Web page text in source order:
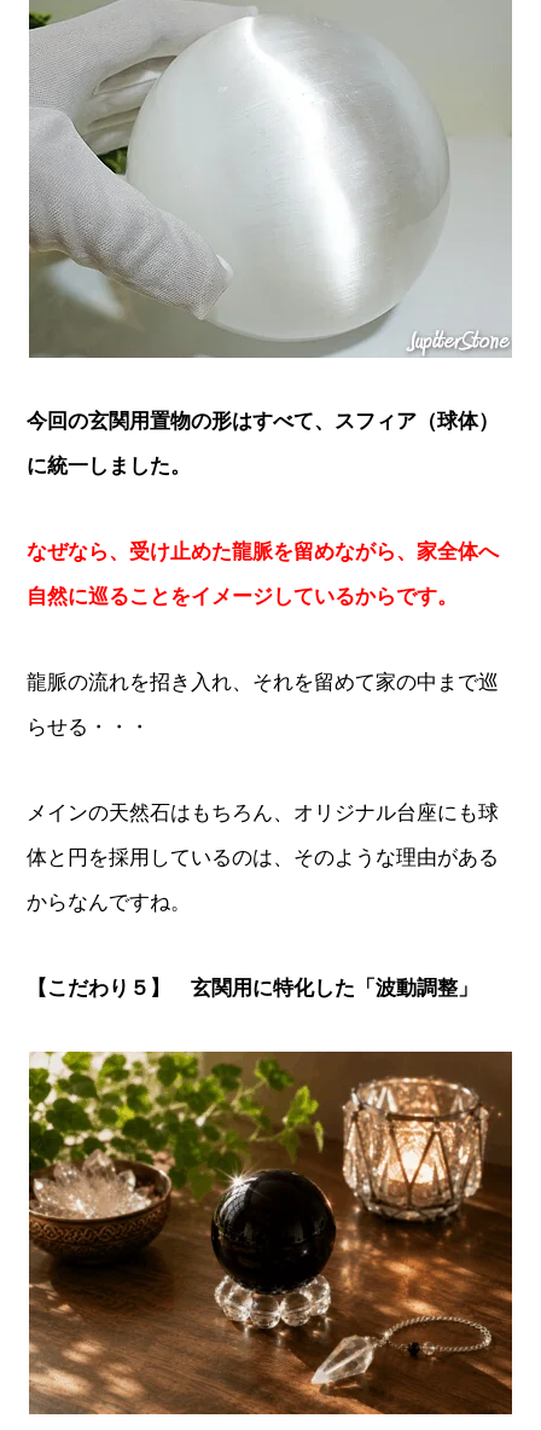
今回の玄関用置物の形はすべて、スフィア（球体）
に統一しました。
なぜなら、受け止めた龍脈を留めながら、家全体へ
自然に巡ることをイメージしているからです。
龍脈の流れを招き入れ、それを留めて家の中まで巡
らせる・・・
メインの天然石はもちろん、オリジナル台座にも球
体と円を採用しているのは、そのような理由がある
からなんですね。
【こだわり５】 玄関用に特化した「波動調整」